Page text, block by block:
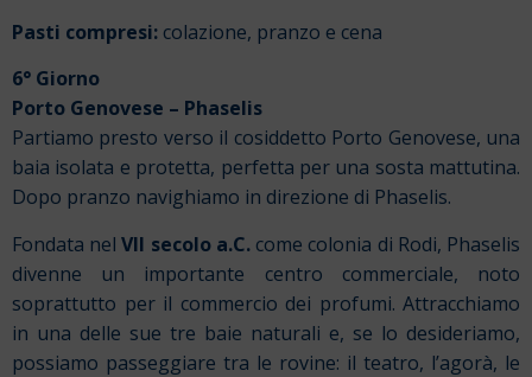
Pasti compresi: colazione, pranzo e cena
6° Giorno
Porto Genovese – Phaselis
Partiamo presto verso il cosiddetto Porto Genovese, una
baia isolata e protetta, perfetta per una sosta mattutina.
Dopo pranzo navighiamo in direzione di Phaselis.
Fondata nelVII secolo a.C.come colonia di Rodi, Phaselis
divenne un importante centro commerciale, noto
soprattutto per il commercio dei profumi. Attracchiamo
in una delle sue tre baie naturali e, se lo desideriamo,
possiamo passeggiare tra le rovine: il teatro, l’agorà, le